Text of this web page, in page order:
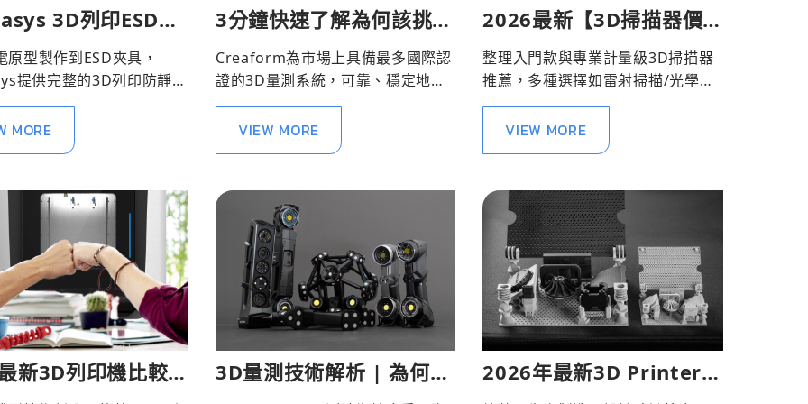
3D列印ESD材
防靜電製造解決
通業技研
原型製作到ESD夾具，
提供完整的3D列印防靜電
。歡迎洽詢通業技研，探
靜電材料與應用可能
MORE
3分鐘快速了解為何該挑選
具國際認證的3D掃描器！
Creaform為市場上具備最多國際認
證的3D量測系統，可靠、穩定地協
助優化品管作業。
VIEW MORE
2026最新【3D掃描器價
格】大哉問！
整理入門款與專業計量級3D掃描器
推薦，多種選擇如雷射掃描/光學掃
描等，提供具最佳性價比的3D掃描
器價格，另有3D掃描代工服務，滿
足客戶不同3D掃描價格需求。
VIEW MORE
新3D列印機比較與
3D量測技術解析 | 為何選
擇Creaform 3D量測？
2026年最新3D Printer總
整理